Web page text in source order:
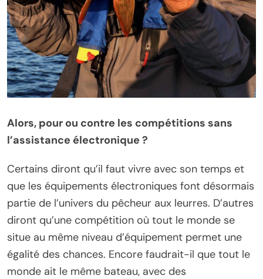
Alors, pour ou contre les compétitions sans
l’assistance électronique ?
Certains diront qu’il faut vivre avec son temps et
que les équipements électroniques font désormais
partie de l’univers du pêcheur aux leurres. D’autres
diront qu’une compétition où tout le monde se
situe au même niveau d’équipement permet une
égalité des chances. Encore faudrait-il que tout le
monde ait le même bateau, avec des